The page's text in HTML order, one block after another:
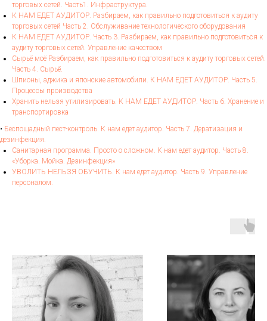
торговых сетей. Часть1. Инфраструктура.
К НАМ ЕДЕТ АУДИТОР. Разбираем, как правильно подготовиться к аудиту
торговых сетей Часть 2. Обслуживание технологического оборудования
К НАМ ЕДЕТ АУДИТОР. Часть 3. Разбираем, как правильно подготовиться к
аудиту торговых сетей. Управление качеством
Сырьё моё Разбираем, как правильно подготовиться к аудиту торговых сетей.
Часть 4. Сырьё.
Шпионы, аджика и японские автомобили. К НАМ ЕДЕТ АУДИТОР. Часть 5.
Процессы производства
Хранить нельзя утилизировать. К НАМ ЕДЕТ АУДИТОР. Часть 6. Хранение и
транспортировка
• Беспощадный пест-контроль. К нам едет аудитор. Часть 7. Дератизация и
дезинфекция.
Санитарная программа. Просто о сложном. К нам едет аудитор. Часть 8.
«Уборка. Мойка. Дезинфекция»
УВОЛИТЬ НЕЛЬЗЯ ОБУЧИТЬ. К нам едет аудитор. Часть 9. Управление
персоналом.